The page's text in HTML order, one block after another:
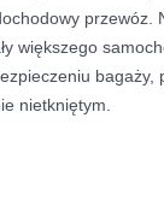
przewóz.
większego
bagaży,
nietkniętym.